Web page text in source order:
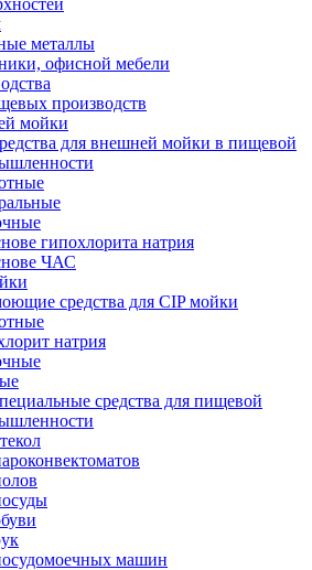
металлы
офисной мебели
производств
мойки
для внешней мойки в пищевой
гипохлорита натрия
ЧАС
средства для CIP мойки
натрия
средства для пищевой
машин